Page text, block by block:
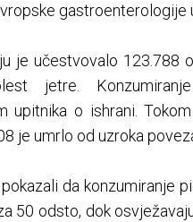
gastroenterologije
je učestvovalo 123.788
jetre.
upitnika o ishrani.
je umrlo od uzroka
da konzumiranje
50 odsto, dok